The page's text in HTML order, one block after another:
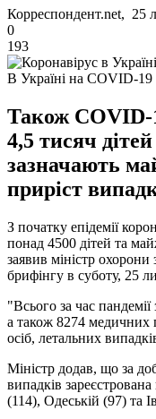
Корреспондент.net, 25
0
193
В Україні на COVID-19
Також COVID-
4,5 тисяч
зазначають
приріст
З початку епідемії
понад 4500 дітей та
заявив міністр
брифінгу в суботу, 25
"Всього за час
а також 8274 медичних
осіб, летальних
Міністр додав, що за
випадків
(114), Одеській (97) та